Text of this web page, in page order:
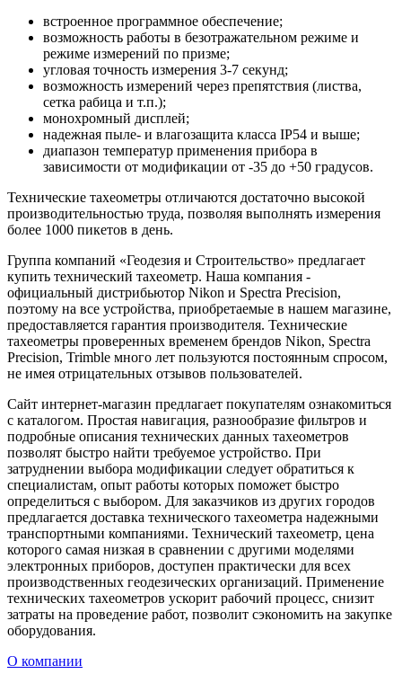
встроенное программное обеспечение;
возможность работы в безотражательном режиме и
режиме измерений по призме;
угловая точность измерения 3-7 секунд;
возможность измерений через препятствия (листва,
сетка рабица и т.п.);
монохромный дисплей;
надежная пыле- и влагозащита класса IP54 и выше;
диапазон температур применения прибора в
зависимости от модификации от -35 до +50 градусов.
Технические тахеометры отличаются достаточно высокой
производительностью труда, позволяя выполнять измерения
более 1000 пикетов в день.
Группа компаний «Геодезия и Строительство» предлагает
купить технический тахеометр. Наша компания -
официальный дистрибьютор Nikon и Spectra Precision,
поэтому на все устройства, приобретаемые в нашем магазине,
предоставляется гарантия производителя. Технические
тахеометры проверенных временем брендов Nikon, Spectra
Precision, Trimble много лет пользуются постоянным спросом,
не имея отрицательных отзывов пользователей.
Сайт интернет-магазин предлагает покупателям ознакомиться
с каталогом. Простая навигация, разнообразие фильтров и
подробные описания технических данных тахеометров
позволят быстро найти требуемое устройство. При
затруднении выбора модификации следует обратиться к
специалистам, опыт работы которых поможет быстро
определиться с выбором. Для заказчиков из других городов
предлагается доставка технического тахеометра надежными
транспортными компаниями. Технический тахеометр, цена
которого самая низкая в сравнении с другими моделями
электронных приборов, доступен практически для всех
производственных геодезических организаций. Применение
технических тахеометров ускорит рабочий процесс, снизит
затраты на проведение работ, позволит сэкономить на закупке
оборудования.
О компании